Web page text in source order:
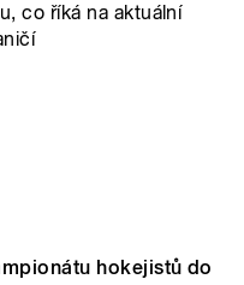
co říká na aktuální
hokejistů do